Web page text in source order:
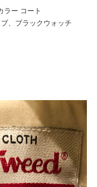
ラー コート
、ブラックウォッチ